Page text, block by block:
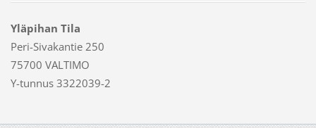
Yläpihan Tila
Peri-Sivakantie 250
75700 VALTIMO
Y-tunnus 3322039-2